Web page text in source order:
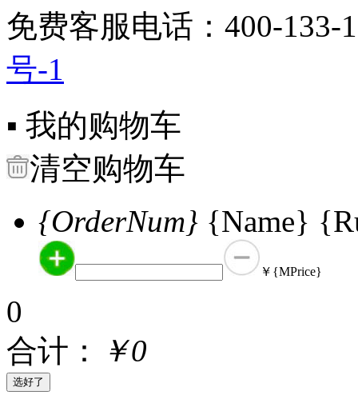
免费客服电话：400-133-
号-1
▪ 我的购物车
清空购物车
{OrderNum} {Name}
￥{MPrice}
0
合计：
￥0